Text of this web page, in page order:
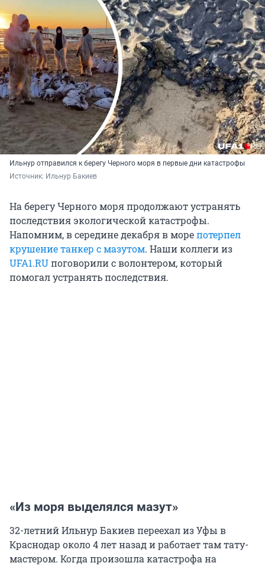
Ильнур отправился к берегу Черного моря в первые дни катастрофы
Источник: Ильнур Бакиев
На берегу Черного моря продолжают устранять
последствия экологической катастрофы.
Напомним, в середине декабря в морепотерпел
крушение танкер с мазутом. Наши коллеги из
UFA1.RUпоговорили с волонтером, который
помогал устранять последствия.
«Из моря выделялся мазут»
32-летний Ильнур Бакиев переехал из Уфы в
Краснодар около 4 лет назад и работает там тату-
мастером. Когда произошла катастрофа на